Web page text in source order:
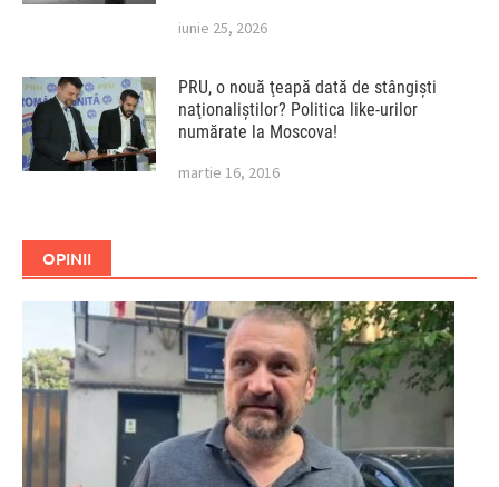
iunie 25, 2026
PRU, o nouă ţeapă dată de stângişti
naţionaliştilor? Politica like-urilor
numărate la Moscova!
martie 16, 2016
OPINII